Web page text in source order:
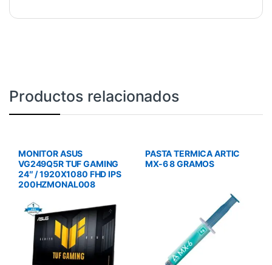
Productos relacionados
MONITOR ASUS
VG249Q5R TUF GAMING
24″ / 1920X1080 FHD IPS
200HZMONAL008
PASTA TERMICA ARTIC
MX-6 8 GRAMOS